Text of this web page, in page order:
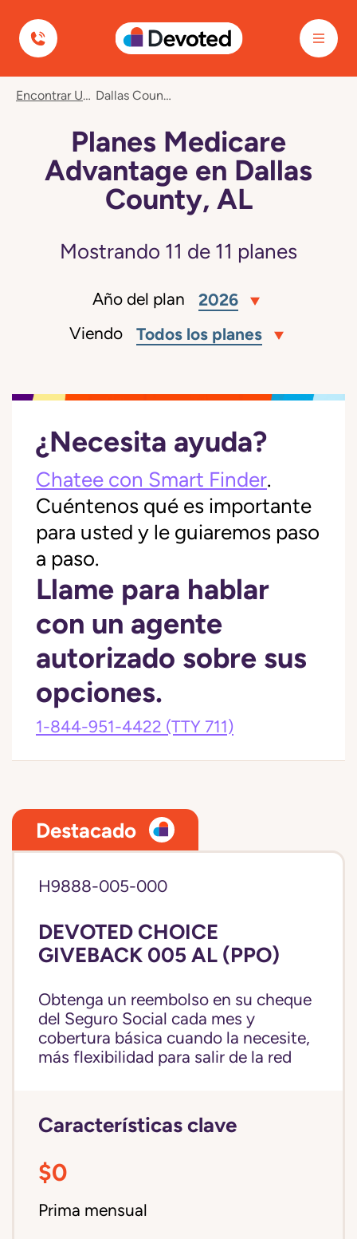
Devoted Health
Encontrar Un Plan Dallas County, AL
Planes Medicare
Advantage en Dallas
County, AL
Mostrando 11 de 11 planes
Año del plan 2026
Viendo Todos los planes
¿Necesita ayuda?
Chatee con Smart Finder.
Cuéntenos qué es importante
para usted y le guiaremos paso
a paso.
Llame para hablar
con un agente
autorizado sobre sus
opciones.
1-844-951-4422 (TTY 711)
Destacado
H9888-005-000
DEVOTED CHOICE
GIVEBACK 005 AL (PPO)
Obtenga un reembolso en su cheque
del Seguro Social cada mes y
cobertura básica cuando la necesite,
más flexibilidad para salir de la red
Características clave
$0
Prima mensual